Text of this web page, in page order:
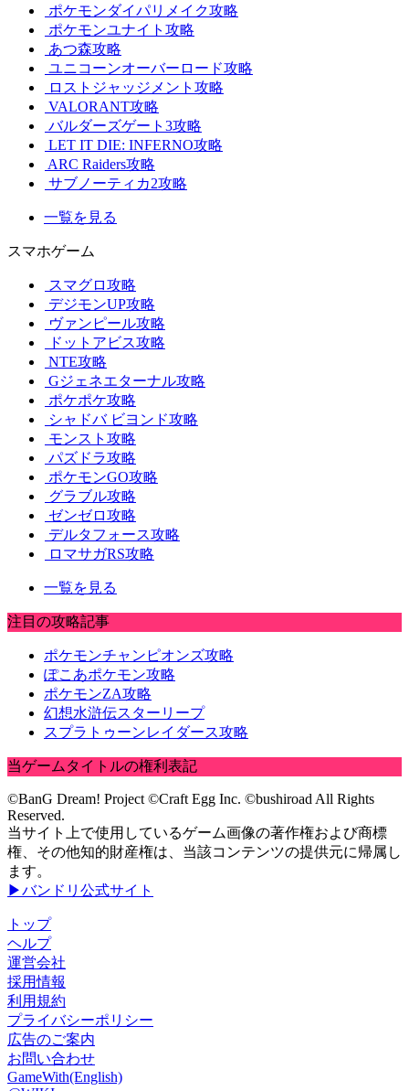
ポケモンダイパリメイク攻略
ポケモンユナイト攻略
あつ森攻略
ユニコーンオーバーロード攻略
ロストジャッジメント攻略
VALORANT攻略
バルダーズゲート3攻略
LET IT DIE: INFERNO攻略
ARC Raiders攻略
サブノーティカ2攻略
一覧を見る
スマホゲーム
スマグロ攻略
デジモンUP攻略
ヴァンピール攻略
ドットアビス攻略
NTE攻略
Gジェネエターナル攻略
ポケポケ攻略
シャドバ ビヨンド攻略
モンスト攻略
パズドラ攻略
ポケモンGO攻略
グラブル攻略
ゼンゼロ攻略
デルタフォース攻略
ロマサガRS攻略
一覧を見る
注目の攻略記事
ポケモンチャンピオンズ攻略
ぽこあポケモン攻略
ポケモンZA攻略
幻想水滸伝スターリープ
スプラトゥーンレイダース攻略
当ゲームタイトルの権利表記
©BanG Dream! Project ©Craft Egg Inc. ©bushiroad All Rights
Reserved.
当サイト上で使用しているゲーム画像の著作権および商標
権、その他知的財産権は、当該コンテンツの提供元に帰属し
ます。
▶バンドリ公式サイト
トップ
ヘルプ
運営会社
採用情報
利用規約
プライバシーポリシー
広告のご案内
お問い合わせ
GameWith(English)